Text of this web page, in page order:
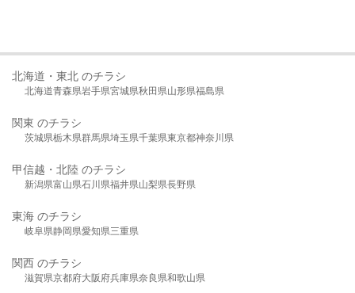
北海道・東北 のチラシ
北海道青森県岩手県宮城県秋田県山形県福島県
関東 のチラシ
茨城県栃木県群馬県埼玉県千葉県東京都神奈川県
甲信越・北陸 のチラシ
新潟県富山県石川県福井県山梨県長野県
東海 のチラシ
岐阜県静岡県愛知県三重県
関西 のチラシ
滋賀県京都府大阪府兵庫県奈良県和歌山県